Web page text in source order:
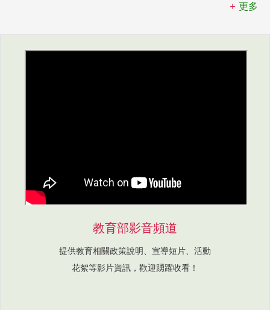
更多
教育部影音頻道
提供教育相關政策說明、宣導短片、活動
花絮等影片資訊，歡迎踴躍收看！